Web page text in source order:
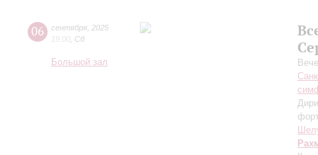
06 сентября 2025
19:00 Сб
Большой зал